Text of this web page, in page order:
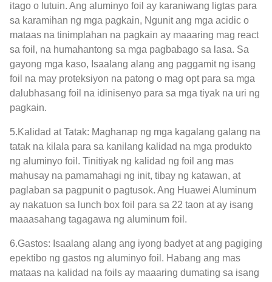
itago o lutuin. Ang aluminyo foil ay karaniwang ligtas para
sa karamihan ng mga pagkain, Ngunit ang mga acidic o
mataas na tinimplahan na pagkain ay maaaring mag react
sa foil, na humahantong sa mga pagbabago sa lasa. Sa
gayong mga kaso, Isaalang alang ang paggamit ng isang
foil na may proteksiyon na patong o mag opt para sa mga
dalubhasang foil na idinisenyo para sa mga tiyak na uri ng
pagkain.
5.Kalidad at Tatak: Maghanap ng mga kagalang galang na
tatak na kilala para sa kanilang kalidad na mga produkto
ng aluminyo foil. Tinitiyak ng kalidad ng foil ang mas
mahusay na pamamahagi ng init, tibay ng katawan, at
paglaban sa pagpunit o pagtusok. Ang Huawei Aluminum
ay nakatuon sa lunch box foil para sa 22 taon at ay isang
maaasahang tagagawa ng aluminum foil.
6.Gastos: Isaalang alang ang iyong badyet at ang pagiging
epektibo ng gastos ng aluminyo foil. Habang ang mas
mataas na kalidad na foils ay maaaring dumating sa isang